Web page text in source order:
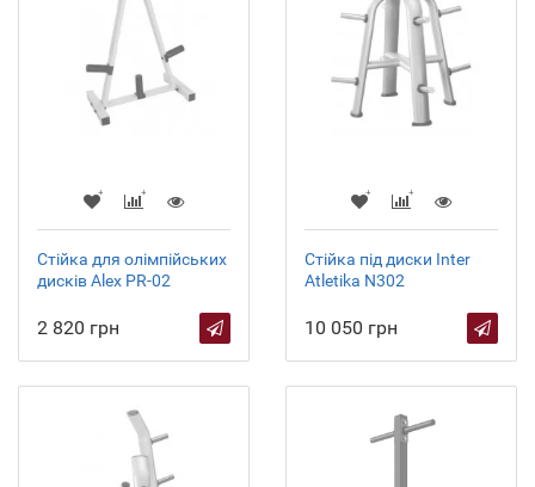
Стійка для олімпійських
дисків Alex PR-02
2 820 грн
Стійка під диски Inter
Atletika N302
10 050 грн